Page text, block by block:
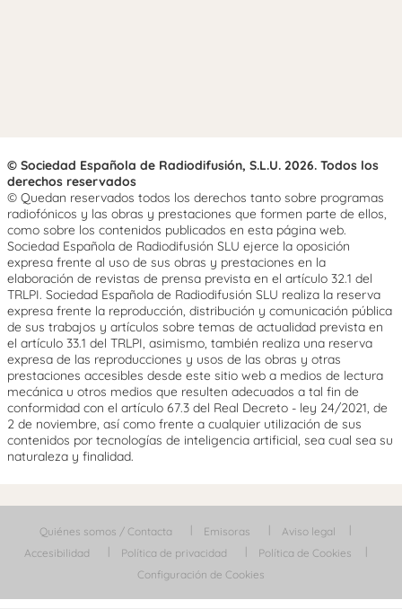
© Sociedad Española de Radiodifusión, S.L.U. 2026. Todos los
derechos reservados
© Quedan reservados todos los derechos tanto sobre programas
radiofónicos y las obras y prestaciones que formen parte de ellos,
como sobre los contenidos publicados en esta página web.
Sociedad Española de Radiodifusión SLU ejerce la oposición
expresa frente al uso de sus obras y prestaciones en la
elaboración de revistas de prensa prevista en el artículo 32.1 del
TRLPI. Sociedad Española de Radiodifusión SLU realiza la reserva
expresa frente la reproducción, distribución y comunicación pública
de sus trabajos y artículos sobre temas de actualidad prevista en
el artículo 33.1 del TRLPI, asimismo, también realiza una reserva
expresa de las reproducciones y usos de las obras y otras
prestaciones accesibles desde este sitio web a medios de lectura
mecánica u otros medios que resulten adecuados a tal fin de
conformidad con el artículo 67.3 del Real Decreto - ley 24/2021, de
2 de noviembre, así como frente a cualquier utilización de sus
contenidos por tecnologías de inteligencia artificial, sea cual sea su
naturaleza y finalidad.
Quiénes somos / Contacta Emisoras
Aviso legal
Accesibilidad
Política de privacidad
Política de Cookies
Configuración de Cookies